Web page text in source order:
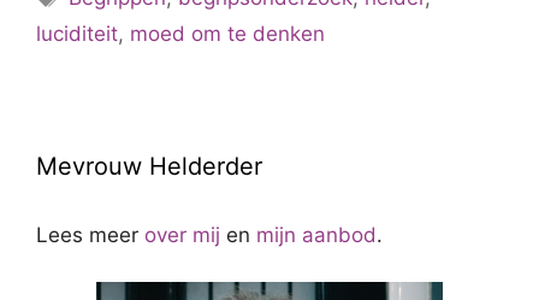
luciditeit, moed om te denken
Mevrouw Helderder
Lees meer over mij en mijn aanbod.